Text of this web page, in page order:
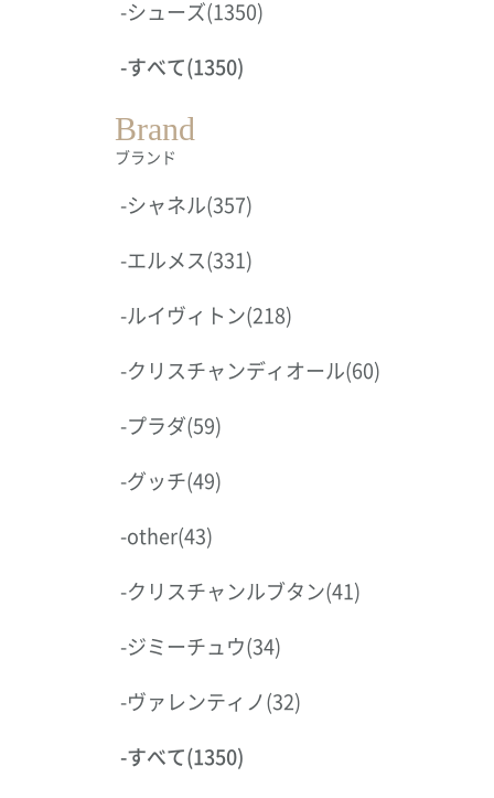
-シューズ(1350)
-すべて(1350)
Brand
ブランド
-シャネル(357)
-エルメス(331)
-ルイヴィトン(218)
-クリスチャンディオール(60)
-プラダ(59)
-グッチ(49)
-other(43)
-クリスチャンルブタン(41)
-ジミーチュウ(34)
-ヴァレンティノ(32)
-すべて(1350)